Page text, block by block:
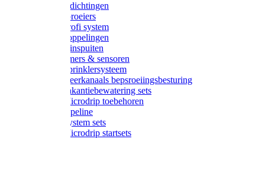
Gardena afdichtingen
Gardena sproeiers
Gardena Profi system
Gardena koppelingen
Gardena tuinspuiten
Gardena timers & sensoren
Gardena Sprinklersysteem
Gardena meerkanaals bepsroeiingsbesturing
Gardena vakantiebewatering sets
Gardena Microdrip toebehoren
Gardena Pipeline
Gardena System sets
Gardena Microdrip startsets